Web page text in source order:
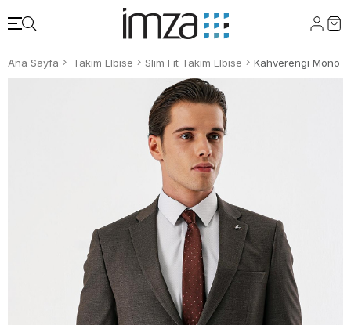
Ana Sayfa Takım Elbise Slim Fit Takım Elbise